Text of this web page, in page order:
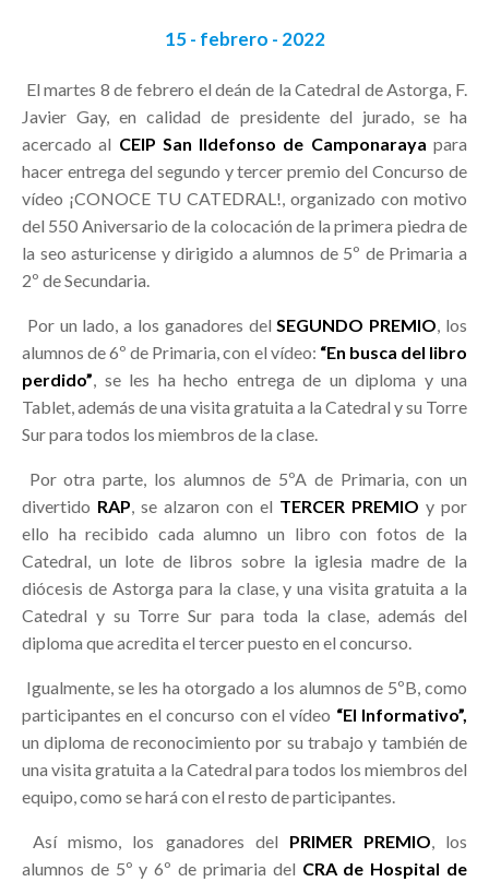
15 - febrero - 2022
El martes 8 de febrero el deán de la Catedral de Astorga, F.
Javier Gay, en calidad de presidente del jurado, se ha
acercado al CEIP San Ildefonso de Camponaraya para
hacer entrega del segundo y tercer premio del Concurso de
vídeo ¡CONOCE TU CATEDRAL!, organizado con motivo
del 550 Aniversario de la colocación de la primera piedra de
la seo asturicense y dirigido a alumnos de 5º de Primaria a
2º de Secundaria.
Por un lado, a los ganadores delSEGUNDO PREMIO, los
alumnos de 6º de Primaria, con el vídeo: “En busca del libro
perdido”, se les ha hecho entrega de un diploma y una
Tablet, además de una visita gratuita a la Catedral y su Torre
Sur para todos los miembros de la clase.
Por otra parte, los alumnos de 5ºA de Primaria, con un
divertido RAP, se alzaron con el TERCER PREMIO y por
ello ha recibido cada alumno un libro con fotos de la
Catedral, un lote de libros sobre la iglesia madre de la
diócesis de Astorga para la clase, y una visita gratuita a la
Catedral y su Torre Sur para toda la clase, además del
diploma que acredita el tercer puesto en el concurso.
Igualmente, se les ha otorgado a los alumnos de 5ºB, como
participantes en el concurso con el vídeo “El Informativo”,
un diploma de reconocimiento por su trabajo y también de
una visita gratuita a la Catedral para todos los miembros del
equipo, como se hará con el resto de participantes.
Así mismo, los ganadores del PRIMER PREMIO, los
alumnos de 5º y 6º de primaria del CRA de Hospital de